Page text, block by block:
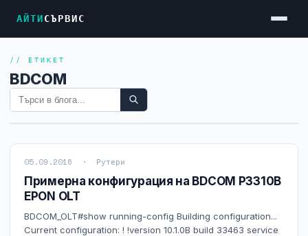
АЙТИСЪРВИС
Услуги
Достъп до Интернет
Видеонаблюдение
Firewall и VPN
Хостинг и VPS сървъри
// ЕТИКЕТ
BDCOM
05.09.2016 · Рутери
Примерна конфигурация на BDCOM P3310B
EPON OLT
BDCOM_OLT#show running-config Building configuration...
Current configuration: ! !version 10.1.0B build 33463 service